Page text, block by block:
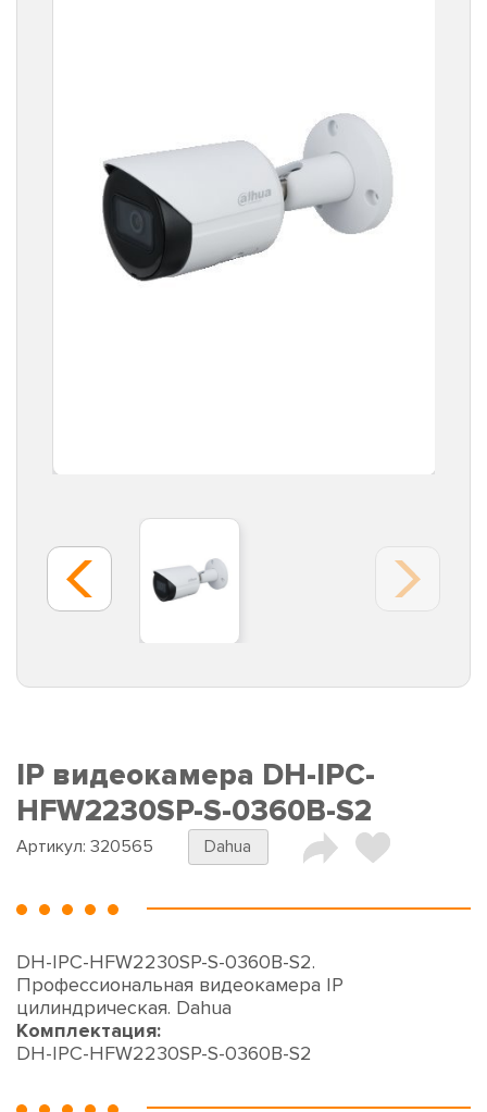
IP видеокамера DH-IPC-
HFW2230SP-S-0360B-S2
Артикул: 320565 Dahua
DH-IPC-HFW2230SP-S-0360B-S2.
Профессиональная видеокамера IP
цилиндрическая. Dahua
Комплектация:
DH-IPC-HFW2230SP-S-0360B-S2